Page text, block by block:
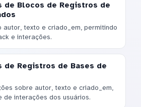
de Blocos de Registros de
autor, texto e criado_em, permitindo
e interações.
de Registros de Bases de
sobre autor, texto e criado_em,
de interações dos usuários.